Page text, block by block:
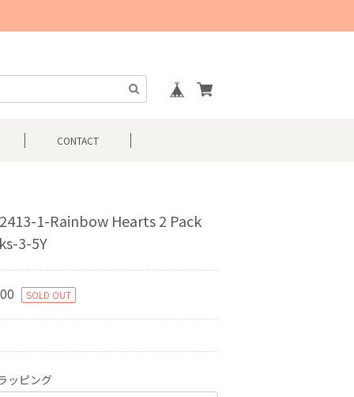
CONTACT
1-Rainbow Hearts 2 Pack
3-5Y
SOLD OUT
ッピング